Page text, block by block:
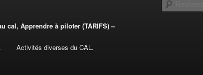
cal, Apprendre à piloter (TARIFS) –
Activités diverses du CAL.